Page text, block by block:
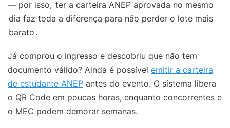
— por isso, ter a carteira ANEP aprovada no mesmo
dia faz toda a diferença para não perder o lote mais
barato .
Já comprou o ingresso e descobriu que não tem
documento válido? Ainda é possível emitir a carteira
de estudante ANEP antes do evento. O sistema libera
o QR Code em poucas horas, enquanto concorrentes e
o MEC podem demorar semanas.